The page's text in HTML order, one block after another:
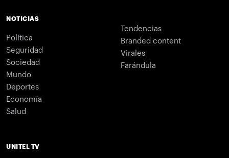
NOTICIAS
Política
Seguridad
Sociedad
Mundo
Deportes
Economía
Salud
Tendencias
Branded content
Virales
Farándula
UNITEL TV